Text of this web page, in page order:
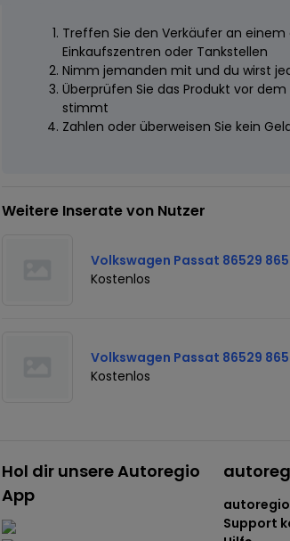
Treffen Sie den Verkäufer an
Einkaufszentren oder Tankstellen
Nimm jemanden mit und du wirst
Überprüfen Sie das Produkt vor
stimmt
Zahlen oder überweisen Sie kein
Weitere Inserate von Nutzer
Volkswagen Passat 86529
Kostenlos
Volkswagen Passat 86529
Kostenlos
Hol dir unsere Autoregio
App
Support